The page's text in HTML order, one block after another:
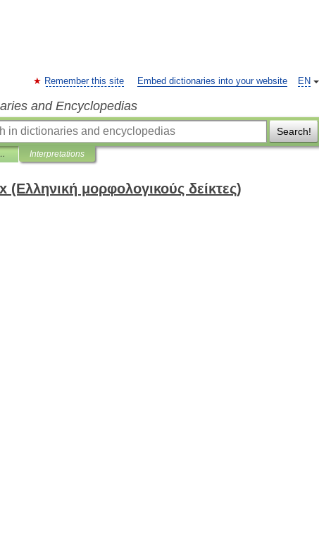
EN
Remember this site Embed dictionaries into your website
and Encyclopedias
Search!
μορφολογικούς δείκτες) Interpretations
μορφολογικούς δείκτες)